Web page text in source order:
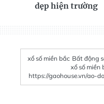
dẹp hiện trường
xổ số miền bắc Bất động
xổ số miền
https://gaohouse.vn/ao-